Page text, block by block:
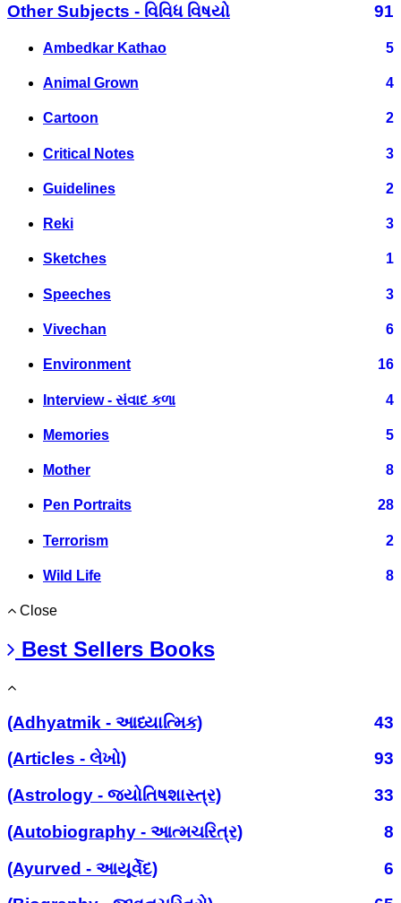
Other Subjects - વિવિધ વિષયો
91
Ambedkar Kathao 5
Animal Grown 4
Cartoon 2
Critical Notes 3
Guidelines 2
Reki 3
Sketches 1
Speeches 3
Vivechan 6
Environment 16
Interview - સંવાદ કળા 4
Memories 5
Mother 8
Pen Portraits 28
Terrorism 2
Wild Life 8
Close
Best Sellers Books
(Adhyatmik - આધ્યાત્મિક)
43
(Articles - લેખો)
93
(Astrology - જ્યોતિષશાસ્ત્ર)
33
(Autobiography - આત્મચરિત્ર)
8
(Ayurved - આયૂર્વેદ)
6